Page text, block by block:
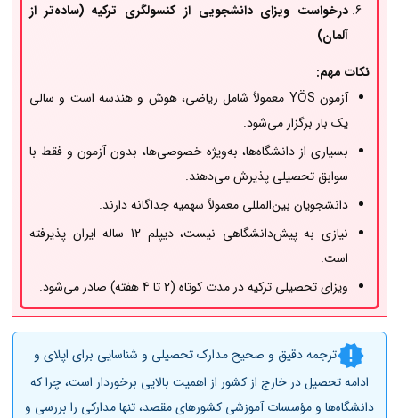
درخواست ویزای دانشجویی از کنسولگری ترکیه (ساده‌تر از
آلمان)
نکات مهم:
آزمون YÖS معمولاً شامل ریاضی، هوش و هندسه است و سالی
یک بار برگزار می‌شود.
بسیاری از دانشگاه‌ها، به‌ویژه خصوصی‌ها، بدون آزمون و فقط با
سوابق تحصیلی پذیرش می‌دهند.
دانشجویان بین‌المللی معمولاً سهمیه جداگانه دارند.
نیازی به پیش‌دانشگاهی نیست، دیپلم 12 ساله ایران پذیرفته
است.
ویزای تحصیلی ترکیه در مدت کوتاه (2 تا 4 هفته) صادر می‌شود.
ترجمه دقیق و صحیح مدارک تحصیلی و شناسایی برای اپلای و
ادامه تحصیل در خارج از کشور از اهمیت بالایی برخوردار است، چرا که
دانشگاه‌ها و مؤسسات آموزشی کشورهای مقصد، تنها مدارکی را بررسی و